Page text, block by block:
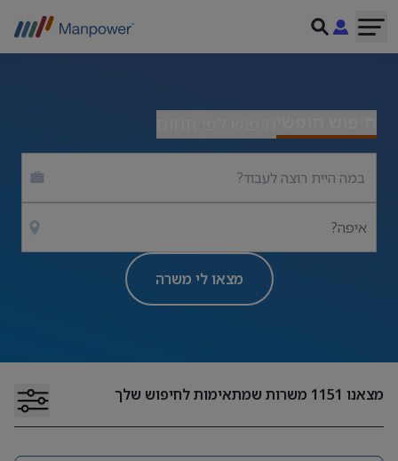
איפה?
מצאו לי משרה
מצאנו 1151 משרות שמתאימות לחיפוש שלך